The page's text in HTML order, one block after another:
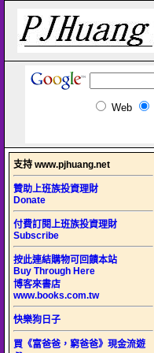
Web
支持 www.pjhuang.net
贊助上班族投資理財
Donate
付費訂閱上班族投資理財
Subscribe
按此連結購物可回饋本站
Buy Through Here
博客來書店
www.books.com.tw
快樂狗日子
買《富爸爸，窮爸爸》現金流遊